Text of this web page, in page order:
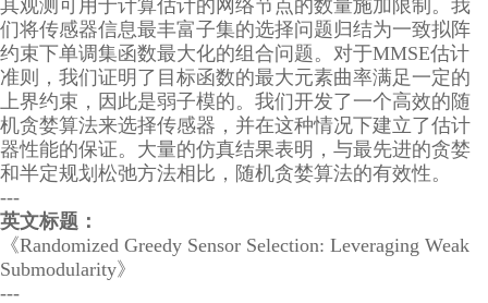
其观测可用于计算估计的网络节点的数量施加限制。我
们将传感器信息最丰富子集的选择问题归结为一致拟阵
约束下单调集函数最大化的组合问题。对于MMSE估计
准则，我们证明了目标函数的最大元素曲率满足一定的
上界约束，因此是弱子模的。我们开发了一个高效的随
机贪婪算法来选择传感器，并在这种情况下建立了估计
器性能的保证。大量的仿真结果表明，与最先进的贪婪
和半定规划松弛方法相比，随机贪婪算法的有效性。
---
英文标题：
《Randomized Greedy Sensor Selection: Leveraging Weak
Submodularity》
---